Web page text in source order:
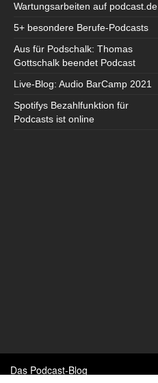
Wartungsarbeiten auf podcast.de
5+ besondere Berufe-Podcasts
Aus für Podschalk: Thomas
Gottschalk beendet Podcast
Live-Blog: Audio BarCamp 2021
Spotifys Bezahlfunktion für
Podcasts ist online
Das Podcast-Blog